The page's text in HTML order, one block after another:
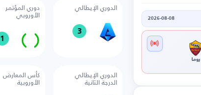
2026-08-08
روما
الدوري الإيطالي
3
دوري المؤتمر
الأوروبي
1
الدوري الإيطالي
الدرجة الثانية
كأس المعارض
الأوروبية